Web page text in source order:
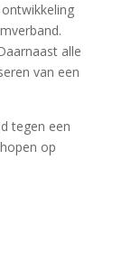
alle
van een
tegen een
op